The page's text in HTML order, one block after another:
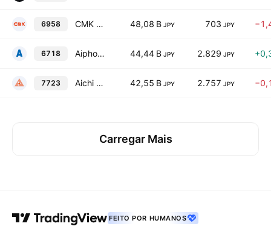
6958 CMK Corporation 48,08 B JPY 703 JPY
6718 Aiphone Co., Ltd. 44,44 B JPY 2.829 JPY
7723 Aichi Tokei Denki Co., Ltd. 42,55 B JPY 2.757 JPY
Carregar Mais
FEITO POR HUMANOS